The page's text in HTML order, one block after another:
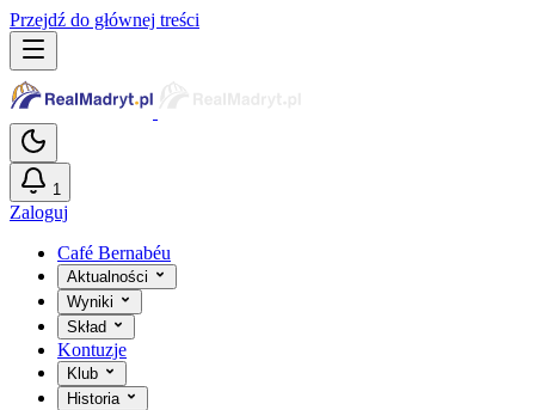
Przejdź do głównej treści
1
Zaloguj
Café Bernabéu
Aktualności
Wyniki
Skład
Kontuzje
Klub
Historia